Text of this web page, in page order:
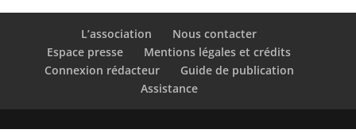
L’association
Nous contacter
Espace presse
Mentions légales et crédits
Connexion rédacteur
Guide de publication
Assistance